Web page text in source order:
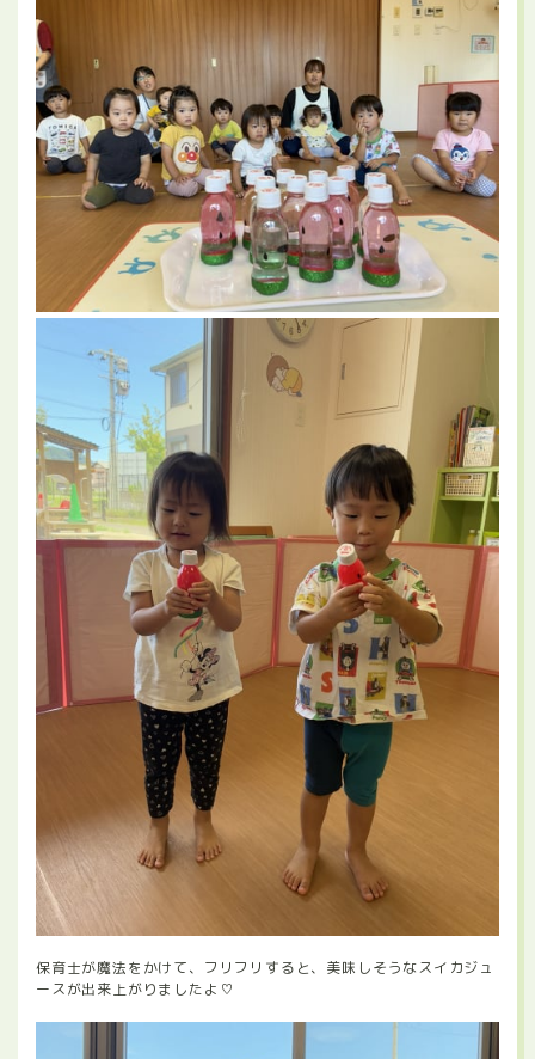
保育士が魔法をかけて、フリフリすると、美味しそうなスイカジュ
ースが出来上がりましたよ♡